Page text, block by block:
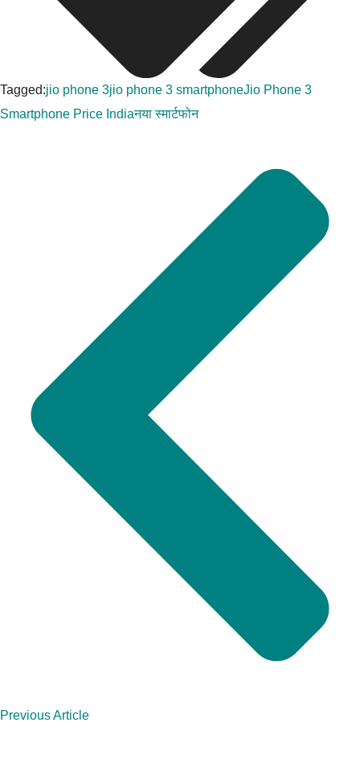
Tagged:jio phone 3jio phone 3 smartphoneJio Phone 3
Smartphone Price Indiaनया स्मार्टफोन
Previous Article